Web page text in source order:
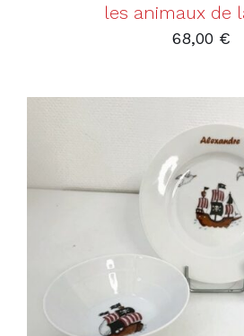
les animaux de
68,00 €
AJOUTER AU PANIER